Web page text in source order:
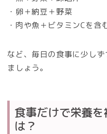
・卵＋納豆＋野菜
・肉や魚＋ビタミンCを含
など、毎日の食事に少し
ましょう。
食事だけで栄養
は？